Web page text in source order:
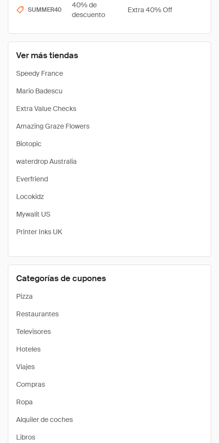
Ver más tiendas
Speedy France
Mario Badescu
Extra Value Checks
Amazing Graze Flowers
Biotopic
waterdrop Australia
Everfriend
Locokidz
Mywalit US
Printer Inks UK
Categorías de cupones
Pizza
Restaurantes
Televisores
Hoteles
Viajes
Compras
Ropa
Alquiler de coches
Libros
SUMMER40
40% de
descuento
Extra 40% Off